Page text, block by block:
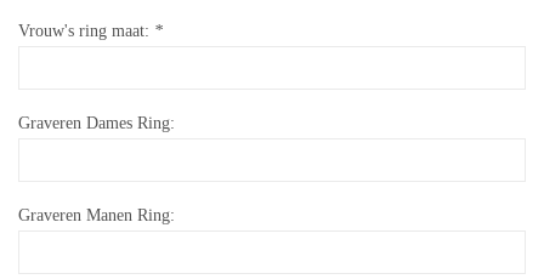
Vrouw's ring maat: *
Graveren Dames Ring:
Graveren Manen Ring: